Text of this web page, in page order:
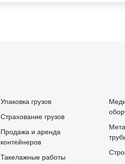
Упаковка грузов
Страхование грузов
Продажа и аренда
контейнеров
Такелажные работы